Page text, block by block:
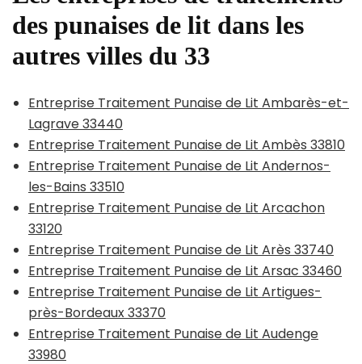
des punaises de lit dans les
autres villes du 33
Entreprise Traitement Punaise de Lit Ambarès-et-
Lagrave 33440
Entreprise Traitement Punaise de Lit Ambès 33810
Entreprise Traitement Punaise de Lit Andernos-
les-Bains 33510
Entreprise Traitement Punaise de Lit Arcachon
33120
Entreprise Traitement Punaise de Lit Arès 33740
Entreprise Traitement Punaise de Lit Arsac 33460
Entreprise Traitement Punaise de Lit Artigues-
près-Bordeaux 33370
Entreprise Traitement Punaise de Lit Audenge
33980